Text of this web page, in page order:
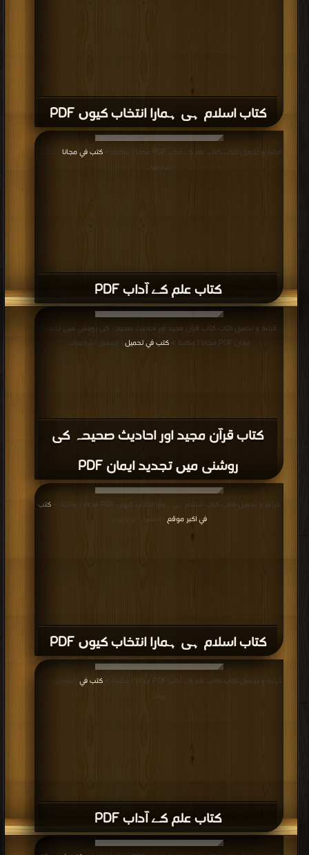
كتاب اسلام ہی ہمارا انتخاب کیوں PDF
كتاب علم کے آداب PDF
قراءة و تحميل كتاب كتاب علم کے آداب PDF مجانا | مكتبة > كتب في مجانا
: مرة/مرات
كتاب قرآن مجید اور احادیث صحیحہ کی
روشنی میں تجدید ایمان PDF
قراءة و تحميل كتاب كتاب قرآن مجید اور احادیث صحیحہ کی روشنی میں تجدید
ایمان PDF مجانا | مكتبة >
كتب في تحميل | التحميل : مرة/مرات
كتاب اسلام ہی ہمارا انتخاب کیوں PDF
قراءة و تحميل كتاب كتاب اسلام ہی ہمارا انتخاب کیوں PDF مجانا | مكتبة >
كتب
في اكبر موقع
| التحميل : مرة/مرات
كتاب علم کے آداب PDF
قراءة و تحميل كتاب كتاب علم کے آداب PDF مجانا | مكتبة > كتب في | التحميل : مرة/
مرات